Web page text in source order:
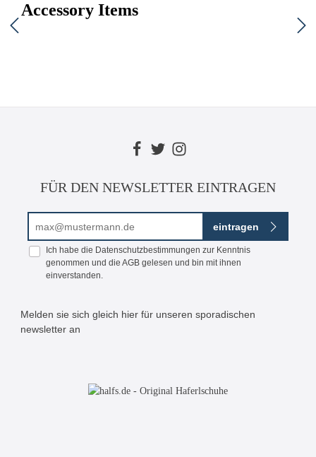
Accessory Items
FÜR DEN NEWSLETTER EINTRAGEN
eintragen
Ich habe die Datenschutzbestimmungen zur Kenntnis
genommen und die AGB gelesen und bin mit ihnen
einverstanden.
Melden sie sich gleich hier für unseren sporadischen
newsletter an